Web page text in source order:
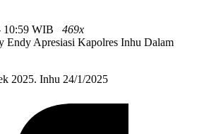
10:59 WIB 469x
2025. Inhu 24/1/2025